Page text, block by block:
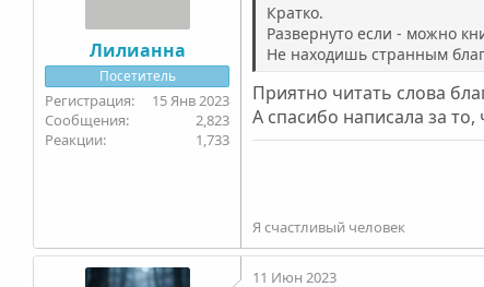
Лилианна
Посетитель
15 Янв 2023
2,823
1,733
Кратко.
Развернуто если - можно
Не находишь странным
Приятно читать слова
А спасибо написала за
Я счастливый человек
11 Июн 2023